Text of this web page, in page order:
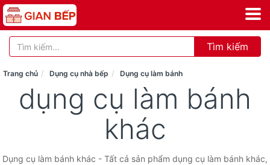
Tìm kiếm
Trang chủ Dụng cụ nhà bếp Dụng cụ làm bánh
dụng cụ làm bánh
khác
Dụng cụ làm bánh khác - Tất cả sản phẩm dụng cụ làm bánh khác,